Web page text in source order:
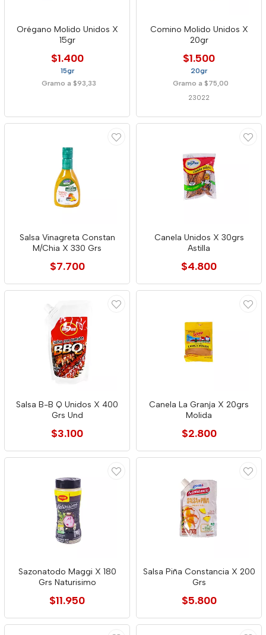
Orégano Molido Unidos X
15gr
$1.400
15gr
Gramo a $93,33
Comino Molido Unidos X
20gr
$1.500
20gr
Gramo a $75,00
23022
Salsa Vinagreta Constan
M/Chia X 330 Grs
$7.700
Canela Unidos X 30grs
Astilla
$4.800
Salsa B-B Q Unidos X 400
Grs Und
$3.100
Canela La Granja X 20grs
Molida
$2.800
Sazonatodo Maggi X 180
Grs Naturisimo
$11.950
Salsa Piña Constancia X 200
Grs
$5.800